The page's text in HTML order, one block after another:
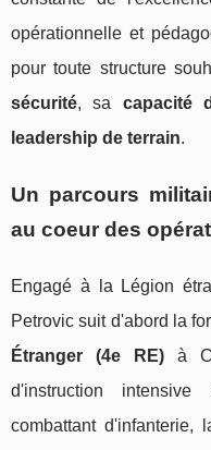
opérationnelle et
pour toute structure
sécurité, sa capacité
leadership de terrain.
Un parcours
au coeur des
Engagé à la Légion
Petrovic suit d'abord la
Étranger (4e RE) à
d'instruction
combattant